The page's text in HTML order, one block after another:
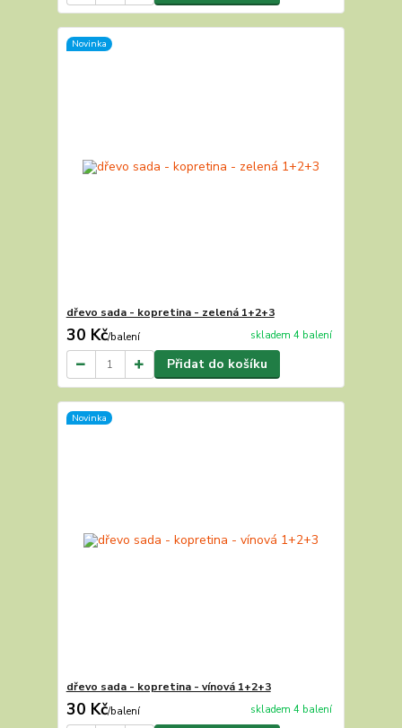
Novinka
dřevo sada - kopretina - zelená 1+2+3
30 Kč/balení skladem 4 balení
Přidat do košíku
Novinka
dřevo sada - kopretina - vínová 1+2+3
30 Kč/balení skladem 4 balení